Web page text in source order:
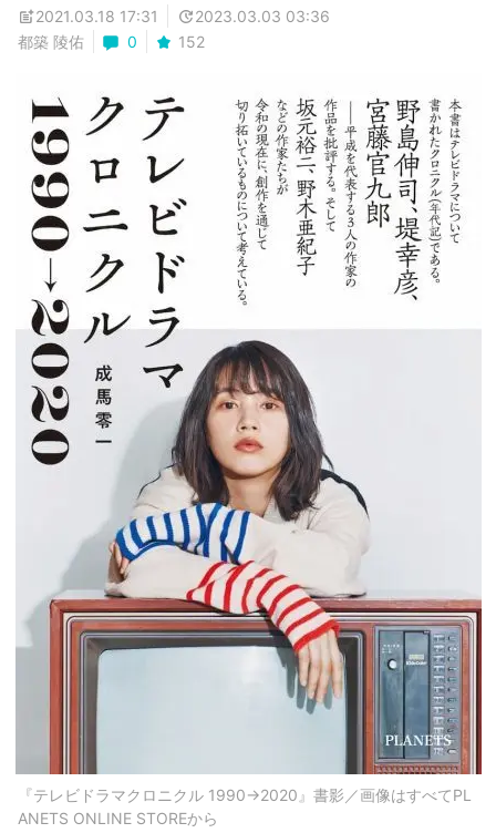
2021.03.18 17:31
2023.03.03 03:36
都築 陵佑
0 152
『テレビドラマクロニクル 1990→2020』書影／画像はすべてPL
ANETS ONLINE STOREから